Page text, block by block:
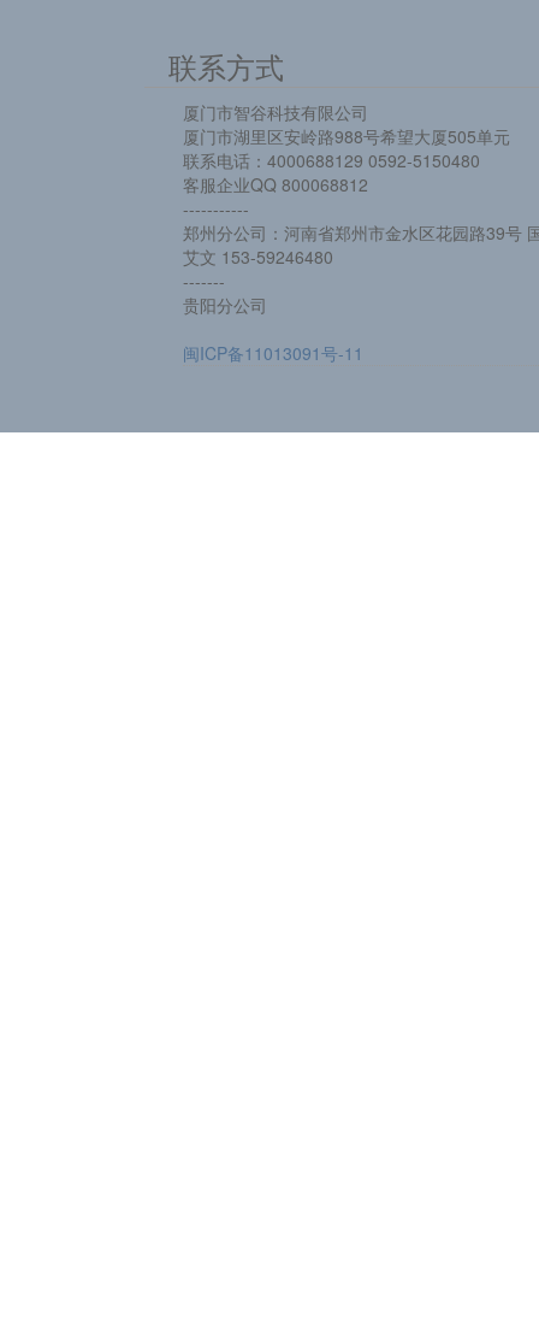
联系方式
厦门市智谷科技有限公司
厦门市湖里区安岭路988号希望大厦505单元
联系电话：4000688129 0592-5150480
客服企业QQ 800068812
-----------
郑州分公司：河南省郑州市金水区花园路39号
艾文 153-59246480
-------
贵阳分公司
闽ICP备11013091号-11